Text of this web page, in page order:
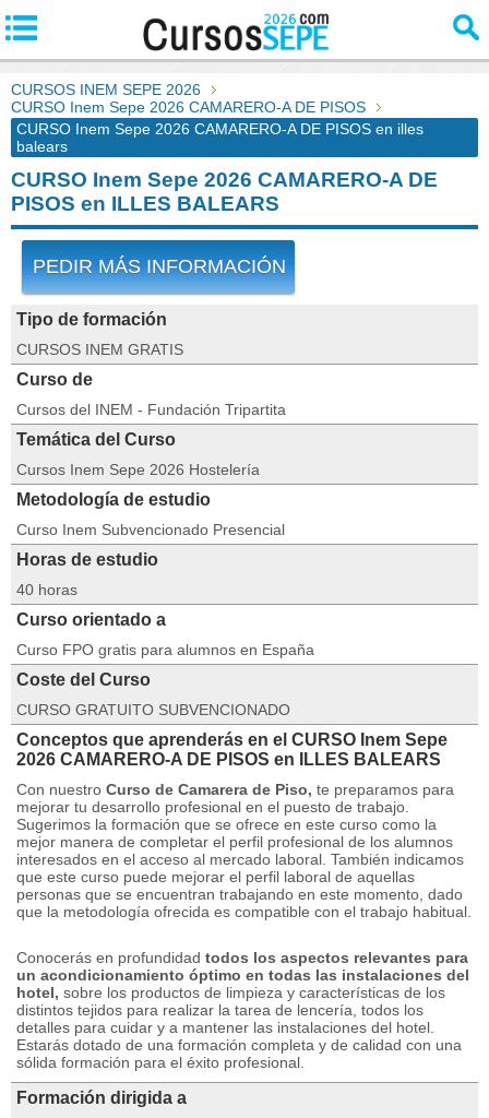
CURSOS INEM SEPE 2026
CURSO Inem Sepe 2026 CAMARERO-A DE PISOS
CURSO Inem Sepe 2026 CAMARERO-A DE PISOS en illes
balears
CURSO Inem Sepe 2026 CAMARERO-A DE
PISOS en ILLES BALEARS
PEDIR MÁS INFORMACIÓN
Tipo de formación
CURSOS INEM GRATIS
Curso de
Cursos del INEM - Fundación Tripartita
Temática del Curso
Cursos Inem Sepe 2026 Hostelería
Metodología de estudio
Curso Inem Subvencionado Presencial
Horas de estudio
40 horas
Curso orientado a
Curso FPO gratis para alumnos en España
Coste del Curso
CURSO GRATUITO SUBVENCIONADO
Conceptos que aprenderás en el CURSO Inem Sepe
2026 CAMARERO-A DE PISOS en ILLES BALEARS
Con nuestro Curso de Camarera de Piso, te preparamos para
mejorar tu desarrollo profesional en el puesto de trabajo.
Sugerimos la formación que se ofrece en este curso como la
mejor manera de completar el perfil profesional de los alumnos
interesados ​​en el acceso al mercado laboral. También indicamos
que este curso puede mejorar el perfil laboral de aquellas
personas que se encuentran trabajando en este momento, dado
que la metodología ofrecida es compatible con el trabajo habitual.
Conocerás en profundidad todos los aspectos relevantes para
un acondicionamiento óptimo en todas las instalaciones del
hotel, sobre los productos de limpieza y características de los
distintos tejidos para realizar la tarea de lencería, todos los
detalles para cuidar y a mantener las instalaciones del hotel.
Estarás dotado de una formación completa y de calidad con una
sólida formación para el éxito profesional.
Formación dirigida a